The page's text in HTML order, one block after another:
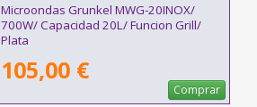
Microondas Grunkel MWG-20INOX/
700W/ Capacidad 20L/ Funcion Grill/
Plata
105,00 €
Comprar